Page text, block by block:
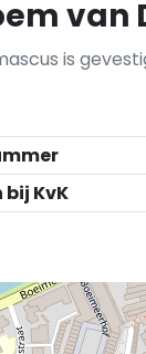
van
is
KvK